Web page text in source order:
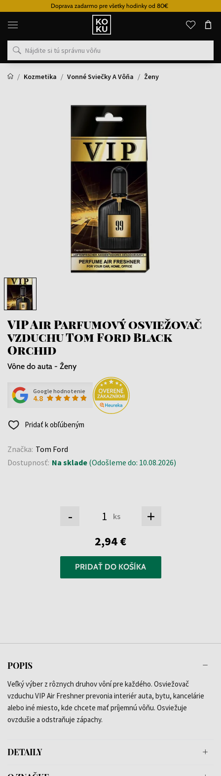
Doprava zadarmo pre všetky hodinky od 80€
Originálne
parfémy
hodinky
na
mieste
Kozmetika
Vonné Sviečky A Vôňa Ženy
VIP Air Parfumový osviežovač
vzduchu Tom Ford Black
Orchid
Vône do auta - Ženy
Google hodnotenie
4.8
Pridať k obľúbeným
Značka: Tom Ford
Dostupnosť: Na sklade (Odošleme do: 10.08.2026)
- ks +
2,94 €
PRIDAŤ DO KOŠÍKA
POPIS
Veľký výber z rôznych druhov vôní pre každého. Osviežovač
vzduchu VIP Air Freshner prevonia interiér auta, bytu, kancelárie
alebo iné miesto, kde chcete mať príjemnú vôňu. Osviežuje
ovzdušie a odstraňuje zápachy.
DETAILY